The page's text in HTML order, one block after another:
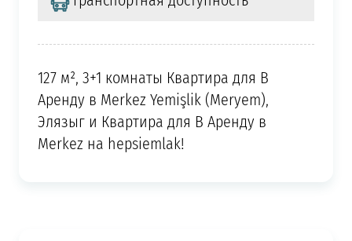
127 м², 3+1 комнаты Квартира для В
Аренду в Merkez Yemişlik (Meryem),
Элязыг и Квартира для В Аренду в
Merkez на hepsiemlak!